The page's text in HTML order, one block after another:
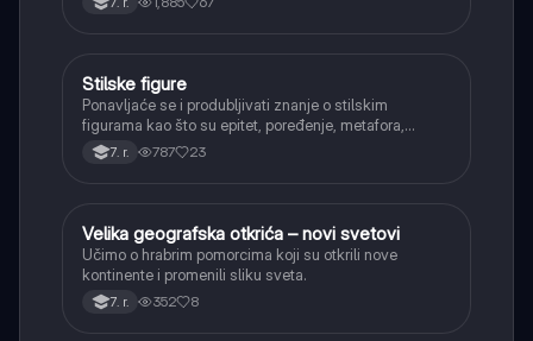
Srpski jezik
Stilske figure
Ponavljaće se i produbljivati znanje o stilskim
figurama kao što su epitet, poređenje, metafora,
personifikacija, hiperbola, onomatopeja, aliteracija i
asonanca, razumevajući njihovu ulogu u tekstu.
7. r. 787 23
Istorija
Velika geografska otkrića – novi svetovi
Učimo o hrabrim pomorcima koji su otkrili nove
kontinente i promenili sliku sveta.
7. r. 352 8